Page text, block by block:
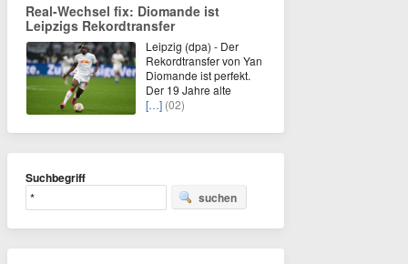
Real-Wechsel fix: Diomande ist
Leipzigs Rekordtransfer
Leipzig (dpa) - Der
Rekordtransfer von Yan
Diomande ist perfekt.
Der 19 Jahre alte
[…] (02)
Suchbegriff
suchen